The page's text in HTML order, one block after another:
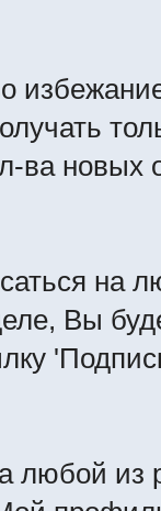
ва новых
на
Вы
любой из